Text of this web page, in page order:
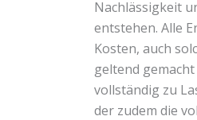
Nachlässigkeit
entstehen. Alle
Kosten, auch
geltend
vollständig zu
der zudem die